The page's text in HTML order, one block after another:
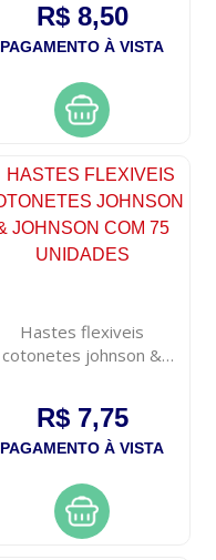
R$ 8,50
PAGAMENTO À VISTA
Hastes flexiveis
cotonetes johnson &
R$ 7,75
PAGAMENTO À VISTA